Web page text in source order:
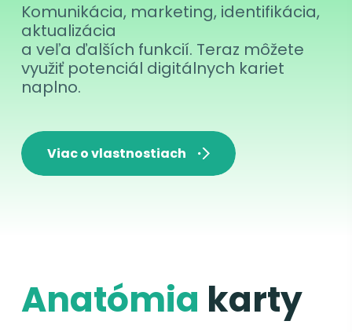
Komunikácia, marketing, identifikácia,
aktualizácia
a veľa ďalších funkcií. Teraz môžete
využiť potenciál digitálnych kariet
naplno.
Viac o vlastnostiach
Anatómia karty